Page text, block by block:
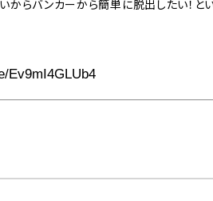
からバンカーから簡単に脱出したい！と
Ev9mI4GLUb4